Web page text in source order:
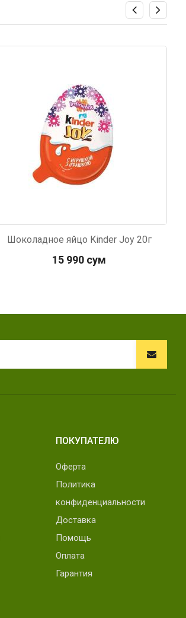
Шоколадное яйцо Kinder Joy 20г
15 990 сум
ПОКУПАТЕЛЮ
Оферта
Политика
конфиденциальности
Доставка
Помощь
Оплата
Гарантия